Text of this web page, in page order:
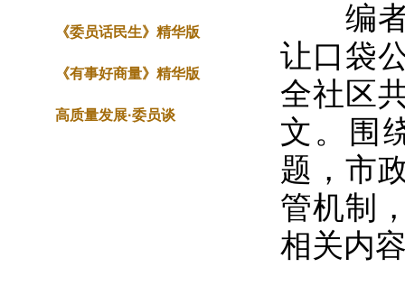
《委员话民生》精华版
《有事好商量》精华版
高质量发展·委员谈
编者
让口袋
全社区
文。围
题，市
管机制
相关内